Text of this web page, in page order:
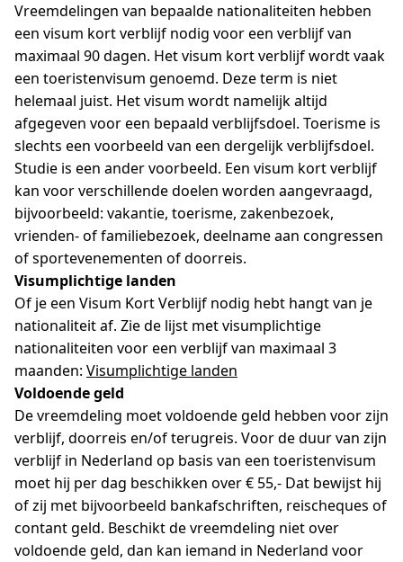
Vreemdelingen van bepaalde nationaliteiten hebben
een visum kort verblijf nodig voor een verblijf van
maximaal 90 dagen. Het visum kort verblijf wordt vaak
een toeristenvisum genoemd. Deze term is niet
helemaal juist. Het visum wordt namelijk altijd
afgegeven voor een bepaald verblijfsdoel. Toerisme is
slechts een voorbeeld van een dergelijk verblijfsdoel.
Studie is een ander voorbeeld. Een visum kort verblijf
kan voor verschillende doelen worden aangevraagd,
bijvoorbeeld: vakantie, toerisme, zakenbezoek,
vrienden- of familiebezoek, deelname aan congressen
of sportevenementen of doorreis.
Visumplichtige landen
Of je een Visum Kort Verblijf nodig hebt hangt van je
nationaliteit af. Zie de lijst met visumplichtige
nationaliteiten voor een verblijf van maximaal 3
maanden: Visumplichtige landen
Voldoende geld
De vreemdeling moet voldoende geld hebben voor zijn
verblijf, doorreis en/of terugreis. Voor de duur van zijn
verblijf in Nederland op basis van een toeristenvisum
moet hij per dag beschikken over € 55,- Dat bewijst hij
of zij met bijvoorbeeld bankafschriften, reischeques of
contant geld. Beschikt de vreemdeling niet over
voldoende geld, dan kan iemand in Nederland voor